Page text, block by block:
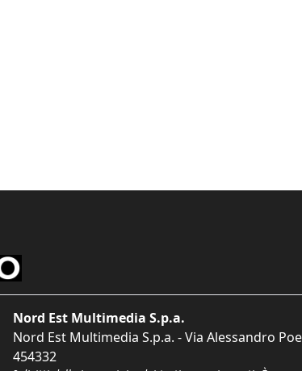
Nord Est Multimedia S.p.a.
Nord Est Multimedia S.p.a. - Via Alessandro
454332